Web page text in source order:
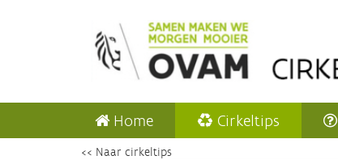
Home Cirkeltips
<< Naar cirkeltips